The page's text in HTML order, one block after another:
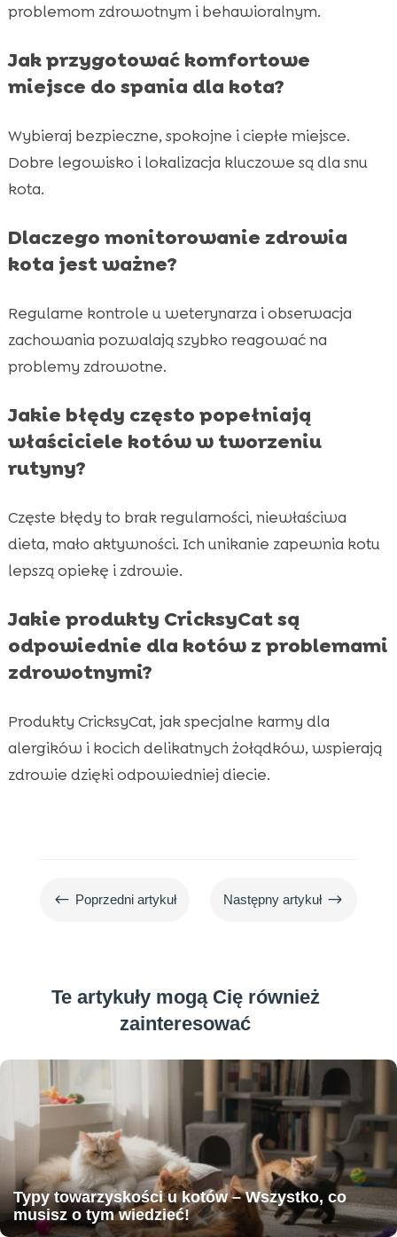
problemom zdrowotnym i behawioralnym.
Jak przygotować komfortowe
miejsce do spania dla kota?
Wybieraj bezpieczne, spokojne i ciepłe miejsce.
Dobre legowisko i lokalizacja kluczowe są dla snu
kota.
Dlaczego monitorowanie zdrowia
kota jest ważne?
Regularne kontrole u weterynarza i obserwacja
zachowania pozwalają szybko reagować na
problemy zdrowotne.
Jakie błędy często popełniają
właściciele kotów w tworzeniu
rutyny?
Częste błędy to brak regularności, niewłaściwa
dieta, mało aktywności. Ich unikanie zapewnia kotu
lepszą opiekę i zdrowie.
Jakie produkty CricksyCat są
odpowiednie dla kotów z problemami
zdrowotnymi?
Produkty CricksyCat, jak specjalne karmy dla
alergików i kocich delikatnych żołądków, wspierają
zdrowie dzięki odpowiedniej diecie.
# Poprzedni artykuł Następny artykuł $
Te artykuły mogą Cię również
zainteresować
Typy towarzyskości u kotów – Wszystko, co
musisz o tym wiedzieć!